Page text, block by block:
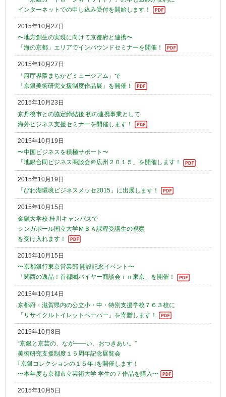
インターネットでの申し込み受付を開始します！
2015年10月27日
〜地方創生の実現に向けて京都府と連携〜
「海の京都」エリアでインバウンドセミナーを開催！
2015年10月27日
「府庁界隈まちかどミュージアム」で
「京銀美術研究支援制度作品展」を開催！
2015年10月23日
京丹後市との協定締結後 初の連携事業として
海外ビジネス支援セミナーを開催します！
2015年10月19日
〜中国ビジネスを積極サポート〜
「地銀合同ビジネス商談会＠広州２０１５」を開催します！
2015年10月19日
「びわ湖環境ビジネスメッセ2015」に出展します！
2015年10月15日
金融大学校 桂川キャンパスで
シンガポール国立大学ＭＢＡ課程受講生の視察
を受け入れます！
2015年10月15日
〜京都銀行東京営業部 開設記念イベント〜
「関西の逸品！首都圏バイヤー商談会ｉｎ東京」を開催！
2015年10月14日
京都府・滋賀県内の公立小・中・特別支援学校７６３校に
「リサイクルトイレットペーパー」を寄贈します！
2015年10月8日
“京銀と京芸の、なが――い、おつきあい。”
美術研究支援制度１５周年記念展覧会
｢京銀コレクションの１５年｣を開催します！
〜本年度も京都市立芸術大学 学生の７作品を購入〜
2015年10月5日